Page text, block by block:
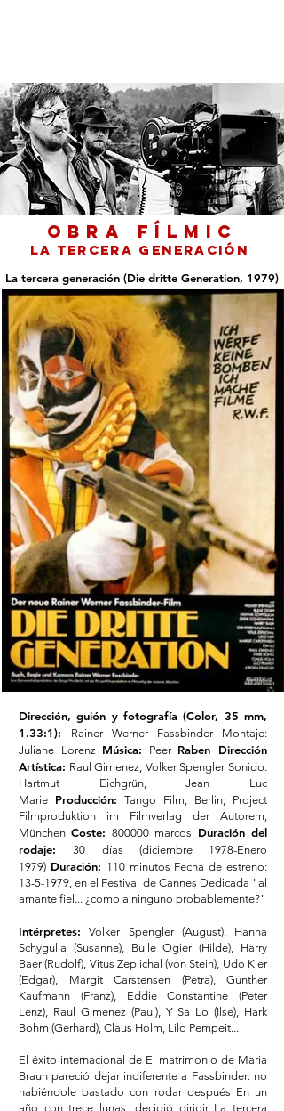
OBRA FÍLMiC
La tercera generación
La tercera generación (Die dritte Generation, 1979)
Dirección, guión y fotografía (Color, 35 mm,
1.33:1): Rainer Werner Fassbinder Montaje:
Juliane Lorenz Música: Peer Raben Dirección
Artística: Raul Gimenez, Volker Spengler Sonido:
Hartmut Eichgrün, Jean Luc
Marie Producción: Tango Film, Berlin; Project
Filmproduktion im Filmverlag der Autorem,
MünchenCoste: 800000 marcos Duración del
rodaje:30 días (diciembre 1978-Enero
1979) Duración: 110 minutos Fecha de estreno:
13-5-1979, en el Festival de Cannes Dedicada "al
amante fiel... ¿como a ninguno probablemente?"
Intérpretes: Volker Spengler (August), Hanna
Schygulla (Susanne), Bulle Ogier (Hilde), Harry
Baer (Rudolf), Vitus Zeplichal (von Stein), Udo Kier
(Edgar), Margit Carstensen (Petra), Günther
Kaufmann (Franz), Eddie Constantine (Peter
Lenz), Raul Gimenez (Paul), Y Sa Lo (Ilse), Hark
Bohm (Gerhard), Claus Holm, Lilo Pempeit...
El éxito internacional de El matrimonio de Maria
Braun pareció dejar indiferente a Fassbinder: no
habiéndole bastado con rodar después En un
año con trece lunas, decidió dirigir La tercera